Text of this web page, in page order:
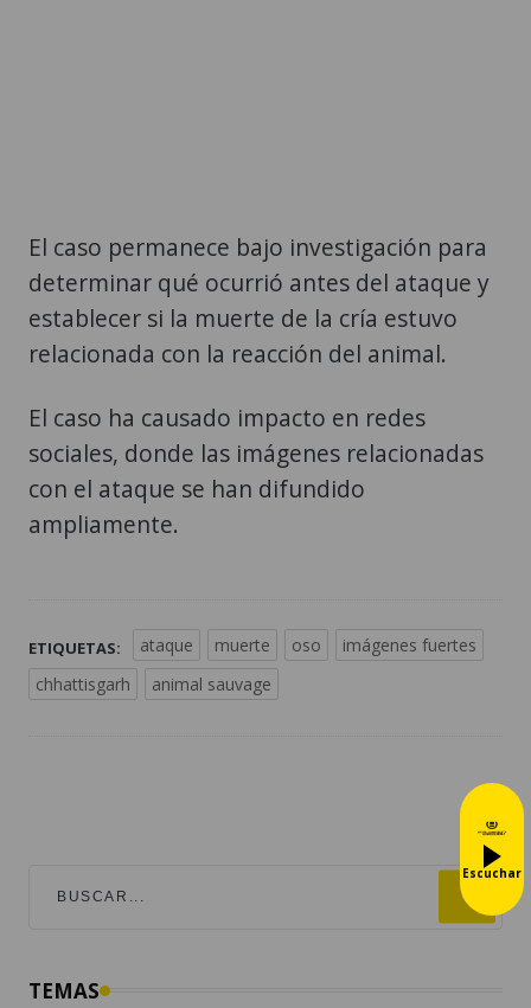
El caso permanece bajo investigación para
determinar qué ocurrió antes del ataque y
establecer si la muerte de la cría estuvo
relacionada con la reacción del animal.
El caso ha causado impacto en redes
sociales, donde las imágenes relacionadas
con el ataque se han difundido
ampliamente.
ETIQUETAS: ataque muerte oso
imágenes fuertes
chhattisgarh
animal sauvage
TEMAS
Escuchar